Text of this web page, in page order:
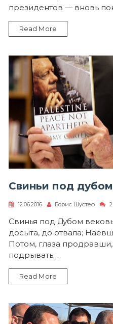
президентов — вновь
Read More
Свиньи под дубом
12.06.2016 Борис Шустеф
Свинья под Дубом
досыта, до отвала;
Потом, глаза
подрывать…
Read More